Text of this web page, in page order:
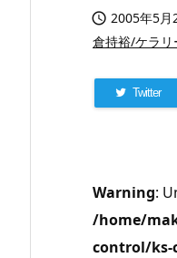
 2005年5月
倉持裕/ケラ
Twitter
Warning:
/home/
control/ks-